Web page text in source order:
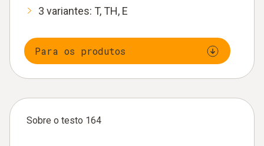
3 variantes: T, TH, E
Para os produtos
Sobre o testo 164